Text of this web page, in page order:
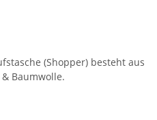
(Shopper) besteht aus
Baumwolle.